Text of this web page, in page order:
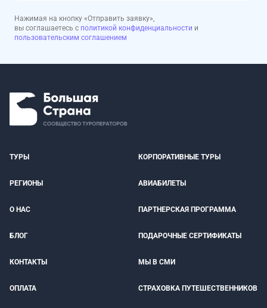
Нажимая на кнопку «Отправить заявку»,
вы соглашаетесь с политикой конфиденциальности и
пользовательским соглашением
ТУРЫ КОРПОРАТИВНЫЕ ТУРЫ
РЕГИОНЫ АВИАБИЛЕТЫ
О НАС ПАРТНЕРСКАЯ ПРОГРАММА
БЛОГ ПОДАРОЧНЫЕ СЕРТИФИКАТЫ
КОНТАКТЫ МЫ В СМИ
ОПЛАТА СТРАХОВКА ПУТЕШЕСТВЕННИКОВ